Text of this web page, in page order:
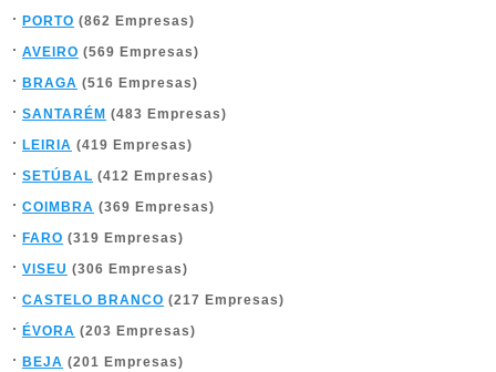
PORTO (862 Empresas)
AVEIRO (569 Empresas)
BRAGA (516 Empresas)
SANTARÉM (483 Empresas)
LEIRIA (419 Empresas)
SETÚBAL (412 Empresas)
COIMBRA (369 Empresas)
FARO (319 Empresas)
VISEU (306 Empresas)
CASTELO BRANCO (217 Empresas)
ÉVORA (203 Empresas)
BEJA (201 Empresas)